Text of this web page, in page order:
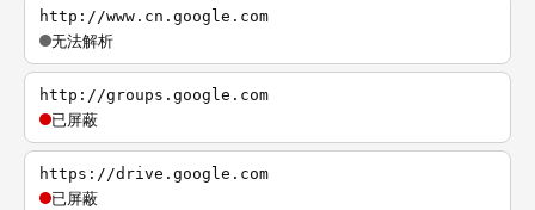
http://www.cn.google.com
无法解析
http://groups.google.com
已屏蔽
https://drive.google.com
已屏蔽